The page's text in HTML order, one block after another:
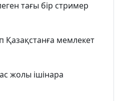
тағы бір стример
Қазақстанға мемлекет
жолы ішінара